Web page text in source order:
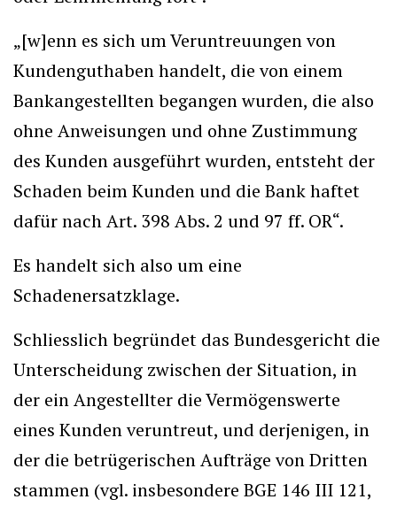
„[w]enn es sich um Veruntreuungen von
Kundenguthaben handelt, die von einem
Bankangestellten begangen wurden, die also
ohne Anweisungen und ohne Zustimmung
des Kunden ausgeführt wurden, entsteht der
Schaden beim Kunden und die Bank haftet
dafür nach Art. 398 Abs. 2 und 97 ff. OR“.
Es handelt sich also um eine
Schadenersatzklage.
Schliesslich begründet das Bundesgericht die
Unterscheidung zwischen der Situation, in
der ein Angestellter die Vermögenswerte
eines Kunden veruntreut, und derjenigen, in
der die betrügerischen Aufträge von Dritten
stammen (vgl. insbesondere BGE 146 III 121,